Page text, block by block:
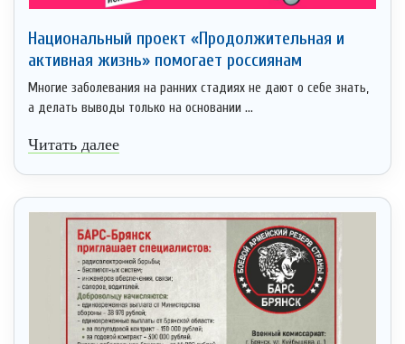
Национальный проект «Продолжительная и
активная жизнь» помогает россиянам
Многие заболевания на ранних стадиях не дают о себе знать,
а делать выводы только на основании ...
Читать далее